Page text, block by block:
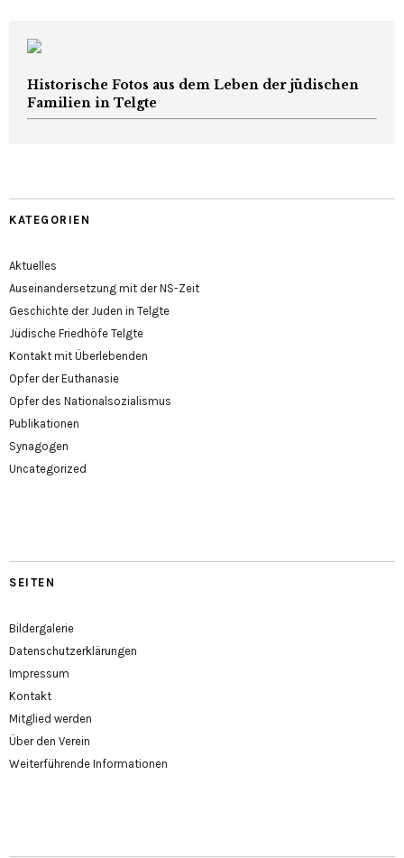
Historische Fotos aus dem Leben der jüdischen
Familien in Telgte
KATEGORIEN
Aktuelles
Auseinandersetzung mit der NS-Zeit
Geschichte der Juden in Telgte
Jüdische Friedhöfe Telgte
Kontakt mit Überlebenden
Opfer der Euthanasie
Opfer des Nationalsozialismus
Publikationen
Synagogen
Uncategorized
SEITEN
Bildergalerie
Datenschutzerklärungen
Impressum
Kontakt
Mitglied werden
Über den Verein
Weiterführende Informationen